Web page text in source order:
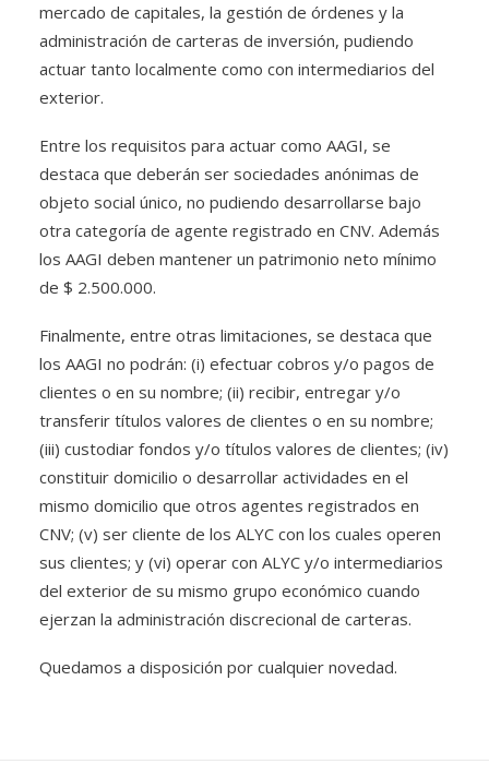
mercado de capitales, la gestión de órdenes y la
administración de carteras de inversión, pudiendo
actuar tanto localmente como con intermediarios del
exterior.
Entre los requisitos para actuar como AAGI, se
destaca que deberán ser sociedades anónimas de
objeto social único, no pudiendo desarrollarse bajo
otra categoría de agente registrado en CNV. Además
los AAGI deben mantener un patrimonio neto mínimo
de $ 2.500.000.
Finalmente, entre otras limitaciones, se destaca que
los AAGI no podrán: (i) efectuar cobros y/o pagos de
clientes o en su nombre; (ii) recibir, entregar y/o
transferir títulos valores de clientes o en su nombre;
(iii) custodiar fondos y/o títulos valores de clientes; (iv)
constituir domicilio o desarrollar actividades en el
mismo domicilio que otros agentes registrados en
CNV; (v) ser cliente de los ALYC con los cuales operen
sus clientes; y (vi) operar con ALYC y/o intermediarios
del exterior de su mismo grupo económico cuando
ejerzan la administración discrecional de carteras.
Quedamos a disposición por cualquier novedad.